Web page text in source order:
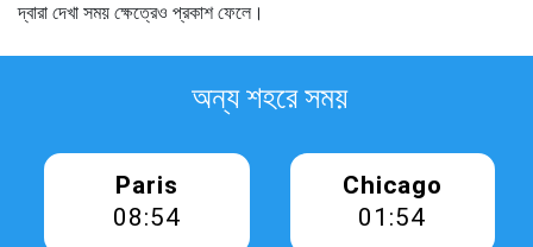
দ্বারা দেখা সময় ক্ষেত্রেও প্রকাশ ফেলে।
অন্য শহরে সময়
Paris
08:54
Chicago
01:54